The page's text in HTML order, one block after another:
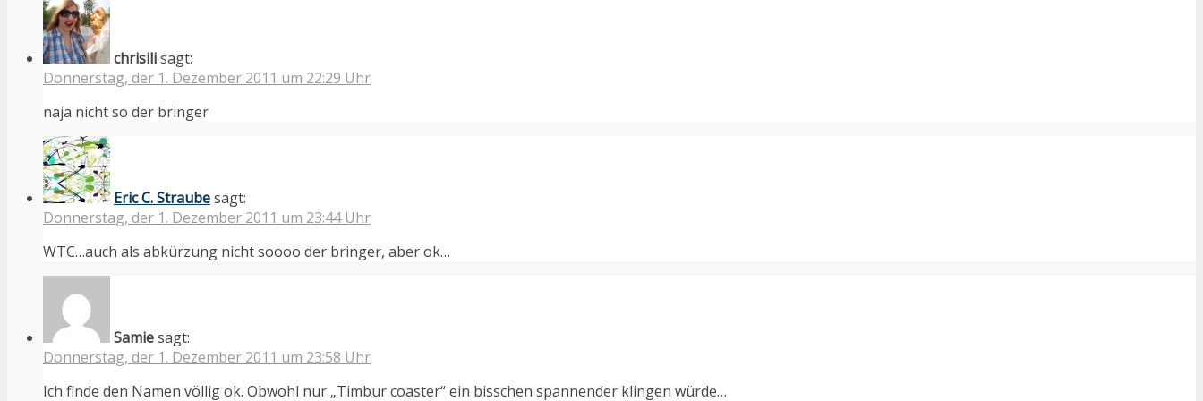
chrisilisagt:
Donnerstag, der 1. Dezember 2011 um 22:29 Uhr
naja nicht so der bringer
Eric C. Straubesagt:
Donnerstag, der 1. Dezember 2011 um 23:44 Uhr
WTC…auch als abkürzung nicht soooo der bringer, aber ok…
Samiesagt:
Donnerstag, der 1. Dezember 2011 um 23:58 Uhr
Ich finde den Namen völlig ok. Obwohl nur „Timbur coaster“ ein bisschen spannender klingen würde…